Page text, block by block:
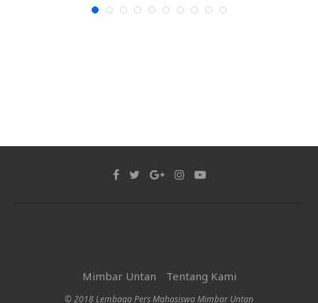
Mimbar Untan Tentang Kami
© 2018 Lembaga Pers Mahasiswa Mimbar Untan